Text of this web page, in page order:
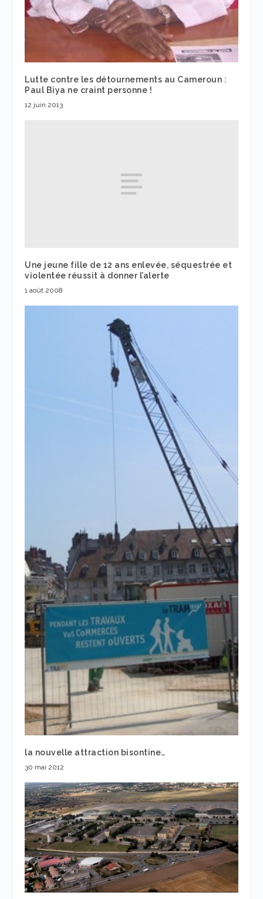
Lutte contre les détournements au Cameroun :
Paul Biya ne craint personne !
12 juin 2013
Une jeune fille de 12 ans enlevée, séquestrée et
violentée réussit à donner l’alerte
1 août 2008
la nouvelle attraction bisontine…
30 mai 2012